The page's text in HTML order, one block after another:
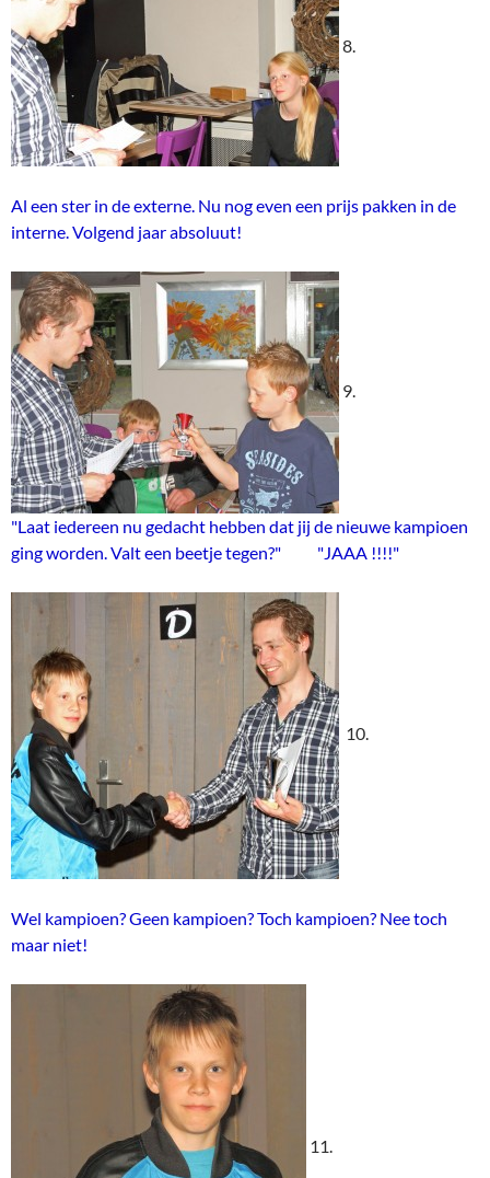
8.
Al een ster in de externe. Nu nog even een prijs pakken in de
interne. Volgend jaar absoluut!
9.
"Laat iedereen nu gedacht hebben dat jij de nieuwe kampioen
ging worden. Valt een beetje tegen?" "JAAA !!!!"
10.
Wel kampioen? Geen kampioen? Toch kampioen? Nee toch
maar niet!
11.